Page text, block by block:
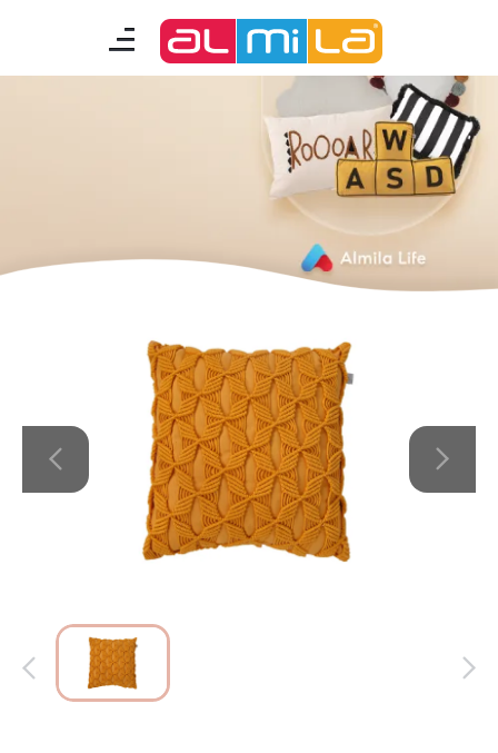
genç odası
akıllı mobilyalar
Almila Kariyer
Almila Life Concept
Bilgi Toplumu Hizmetleri
Bize Ulaşın
En Yakın Almila
Kataloglar
Kurulum & Teslimat
İnsan Kaynakları